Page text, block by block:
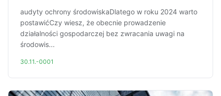
audyty ochrony środowiskaDlatego w roku 2024 warto
postawićCzy wiesz, że obecnie prowadzenie
działalności gospodarczej bez zwracania uwagi na
środowis...
30.11.-0001